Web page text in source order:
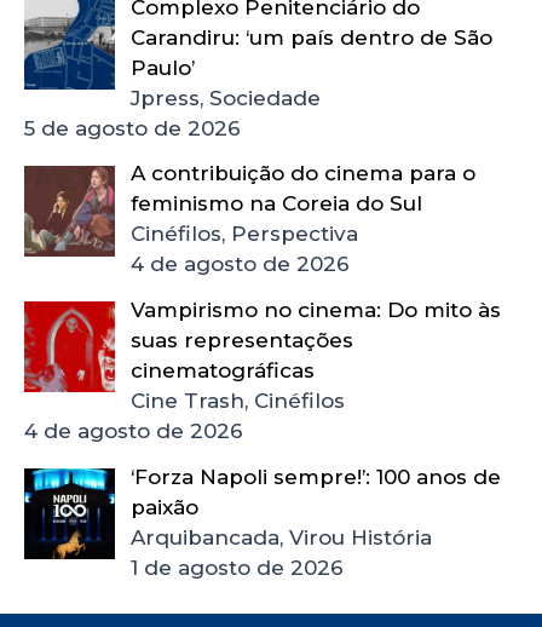
Complexo Penitenciário do
Carandiru: ‘um país dentro de São
Paulo’
Jpress, Sociedade
5 de agosto de 2026
A contribuição do cinema para o
feminismo na Coreia do Sul
Cinéfilos, Perspectiva
4 de agosto de 2026
Vampirismo no cinema: Do mito às
suas representações
cinematográficas
Cine Trash, Cinéfilos
4 de agosto de 2026
‘Forza Napoli sempre!’: 100 anos de
paixão
Arquibancada, Virou História
1 de agosto de 2026